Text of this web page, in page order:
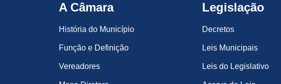
A Câmara
História do Município
Função e Definição
Vereadores
Legislação
Decretos
Leis Municipais
Leis do Legislativo